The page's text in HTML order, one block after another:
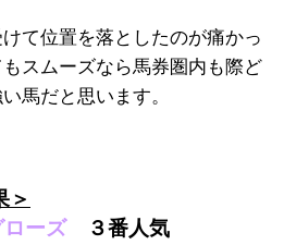
て位置を落としたのが痛かっ
スムーズなら馬券圏内も際ど
馬だと思います。
＞
ーズ３番人気